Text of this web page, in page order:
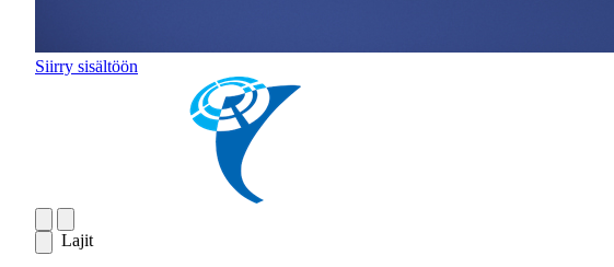
Siirry sisältöön
Lajit